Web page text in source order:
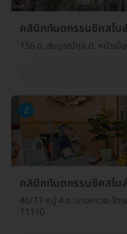
คลินิกทันตกรรมชิคสไมล์
156 ถ. สมบูรณ์กุล ต. หน้าเมือ
2
คลินิกทันตกรรมชิคสไม
46/11 หมู่ 4 ถ. บางกรวย-ไท
11110